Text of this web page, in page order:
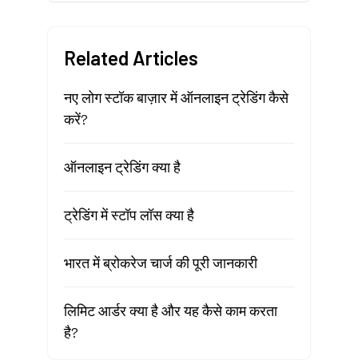
Related Articles
नए लोग स्टॉक बाज़ार में ऑनलाइन ट्रेडिंग कैसे
करें?
ऑनलाइन ट्रेडिंग क्या है
ट्रेडिंग में स्टॉप लॉस क्या है
भारत में ब्रोकरेज चार्ज की पूरी जानकारी
लिमिट आर्डर क्या है और यह कैसे काम करता
है?